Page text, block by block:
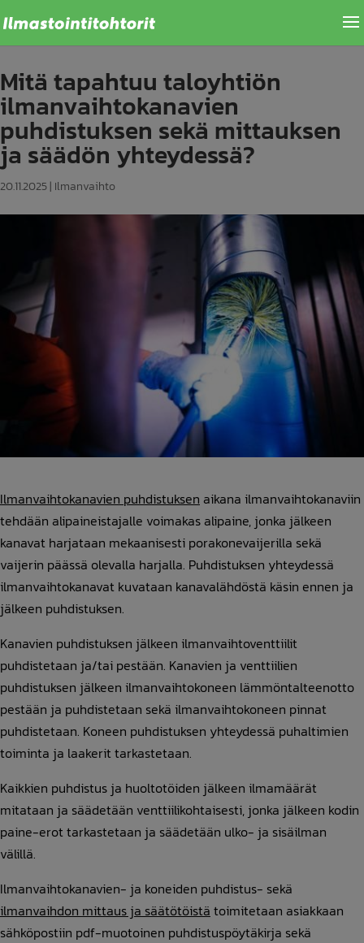
Mitä tapahtuu taloyhtiön
ilmanvaihtokanavien
puhdistuksen sekä mittauksen
ja säädön yhteydessä?
20.11.2025| Ilmanvaihto
Ilmanvaihtokanavien puhdistuksen aikana ilmanvaihtokanaviin
tehdään alipaineistajalle voimakas alipaine, jonka jälkeen
kanavat harjataan mekaanisesti porakonevaijerilla sekä
vaijerin päässä olevalla harjalla. Puhdistuksen yhteydessä
ilmanvaihtokanavat kuvataan kanavalähdöstä käsin ennen ja
jälkeen puhdistuksen.
Kanavien puhdistuksen jälkeen ilmanvaihtoventtiilit
puhdistetaan ja/tai pestään. Kanavien ja venttiilien
puhdistuksen jälkeen ilmanvaihtokoneen lämmöntalteenotto
pestään ja puhdistetaan sekä ilmanvaihtokoneen pinnat
puhdistetaan. Koneen puhdistuksen yhteydessä puhaltimien
toiminta ja laakerit tarkastetaan.
Kaikkien puhdistus ja huoltotöiden jälkeen ilmamäärät
mitataan ja säädetään venttiilikohtaisesti, jonka jälkeen kodin
paine-erot tarkastetaan ja säädetään ulko- ja sisäilman
välillä.
Ilmanvaihtokanavien- ja koneiden puhdistus- sekä
ilmanvaihdon mittaus ja säätötöistä toimitetaan asiakkaan
sähköpostiin pdf-muotoinen puhdistuspöytäkirja sekä